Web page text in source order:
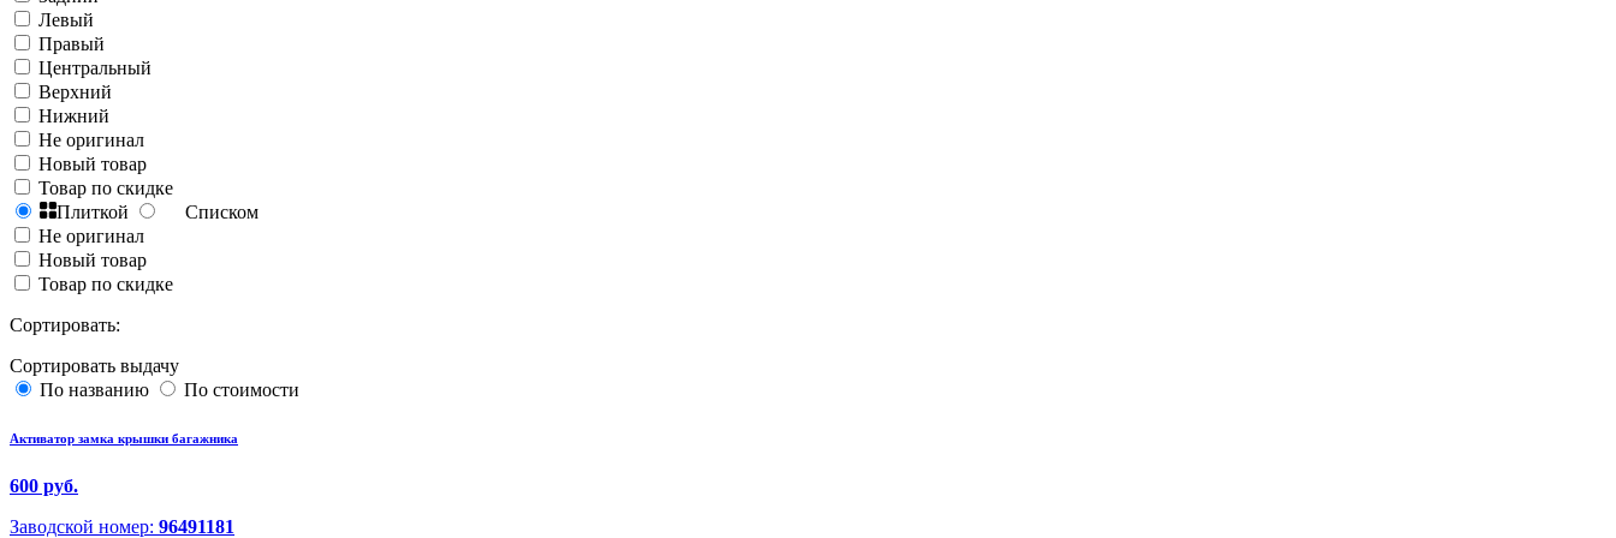
Левый
Правый
Центральный
Верхний
Нижний
Не оригинал
Новый товар
Товар по скидке
Плиткой
Списком
Не оригинал
Новый товар
Товар по скидке
Сортировать:
Сортировать выдачу
По названию
По стоимости
Активатор замка крышки багажника
600 руб.
Заводской номер: 96491181